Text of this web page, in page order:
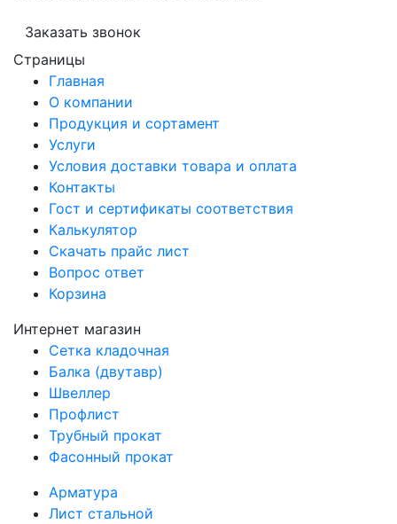
Заказать звонок
Страницы
Главная
О компании
Продукция и сортамент
Услуги
Условия доставки товара и оплата
Контакты
Гост и сертификаты соответствия
Калькулятор
Скачать прайс лист
Вопрос ответ
Корзина
Интернет магазин
Сетка кладочная
Балка (двутавр)
Швеллер
Профлист
Трубный прокат
Фасонный прокат
Арматура
Лист стальной